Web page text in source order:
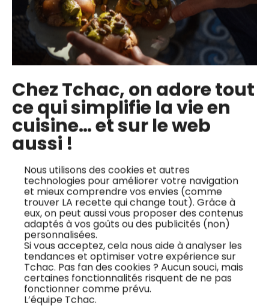
Chez Tchac, on adore tout
ce qui simplifie la vie en
cuisine… et sur le web
aussi !
Nous utilisons des cookies et autres
technologies pour améliorer votre navigation
et mieux comprendre vos envies (comme
trouver LA recette qui change tout). Grâce à
eux, on peut aussi vous proposer des contenus
adaptés à vos goûts ou des publicités (non)
personnalisées.
Si vous acceptez, cela nous aide à analyser les
tendances et optimiser votre expérience sur
Tchac. Pas fan des cookies ? Aucun souci, mais
certaines fonctionnalités risquent de ne pas
fonctionner comme prévu.
L’équipe Tchac.
Les cours en ligne du chef
Sandwich focaccia
et guacamole de
brocoli
Découvrez la recette
Sandwich au beignet
de légume
Découvrez le